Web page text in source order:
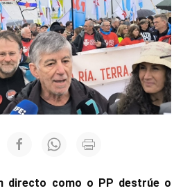
directo como o PP destrúe o